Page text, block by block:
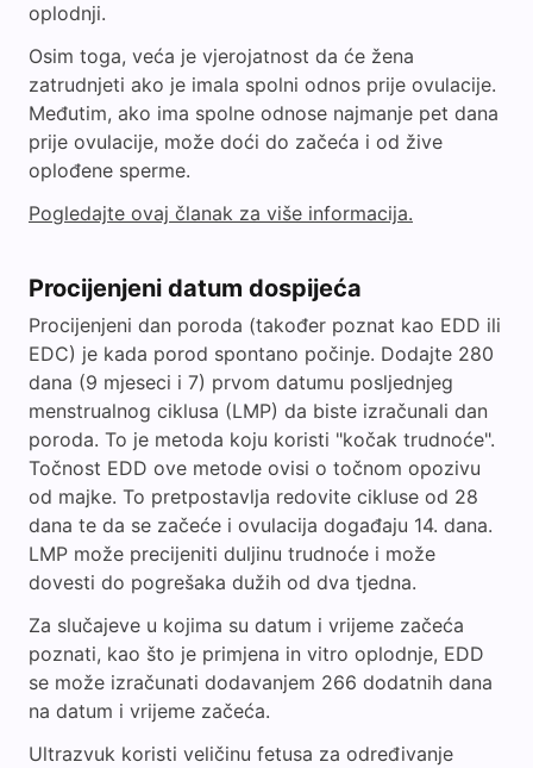
oplodnji.
Osim toga, veća je vjerojatnost da će žena
zatrudnjeti ako je imala spolni odnos prije ovulacije.
Međutim, ako ima spolne odnose najmanje pet dana
prije ovulacije, može doći do začeća i od žive
oplođene sperme.
Pogledajte ovaj članak za više informacija.
Procijenjeni datum dospijeća
Procijenjeni dan poroda (također poznat kao EDD ili
EDC) je kada porod spontano počinje. Dodajte 280
dana (9 mjeseci i 7) prvom datumu posljednjeg
menstrualnog ciklusa (LMP) da biste izračunali dan
poroda. To je metoda koju koristi "kočak trudnoće".
Točnost EDD ove metode ovisi o točnom opozivu
od majke. To pretpostavlja redovite cikluse od 28
dana te da se začeće i ovulacija događaju 14. dana.
LMP može precijeniti duljinu trudnoće i može
dovesti do pogrešaka dužih od dva tjedna.
Za slučajeve u kojima su datum i vrijeme začeća
poznati, kao što je primjena in vitro oplodnje, EDD
se može izračunati dodavanjem 266 dodatnih dana
na datum i vrijeme začeća.
Ultrazvuk koristi veličinu fetusa za određivanje